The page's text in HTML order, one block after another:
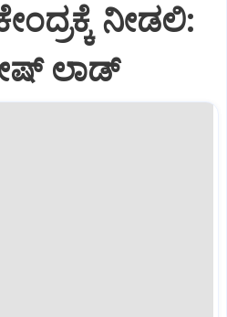
ನೀಡಲಿ‌:
ಲಾಡ್